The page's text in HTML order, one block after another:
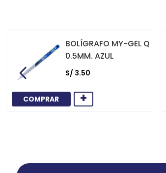
BOLÍGRAFO MY-GEL Q
0.5MM. AZUL
S/ 3.50
COMPRAR +